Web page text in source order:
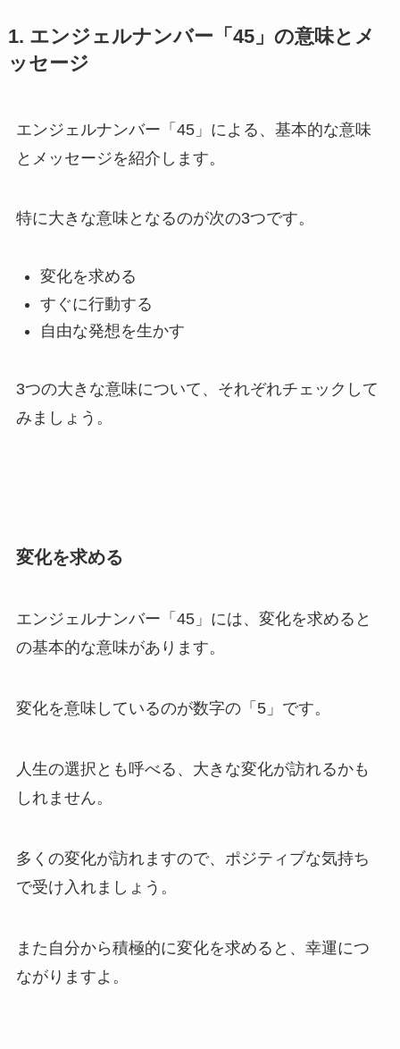
1. エンジェルナンバー「45」の意味とメ
ッセージ
エンジェルナンバー「45」による、基本的な意味
とメッセージを紹介します。
特に大きな意味となるのが次の3つです。
変化を求める
すぐに行動する
自由な発想を生かす
3つの大きな意味について、それぞれチェックして
みましょう。
変化を求める
エンジェルナンバー「45」には、変化を求めると
の基本的な意味があります。
変化を意味しているのが数字の「5」です。
人生の選択とも呼べる、大きな変化が訪れるかも
しれません。
多くの変化が訪れますので、ポジティブな気持ち
で受け入れましょう。
また自分から積極的に変化を求めると、幸運につ
ながりますよ。